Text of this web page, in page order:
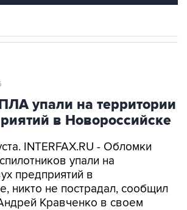
упали на территории
в Новороссийске
INTERFAX.RU - Обломки
предприятий в
никто не пострадал, сообщил
Кравченко в своем
Max в воскресенье.